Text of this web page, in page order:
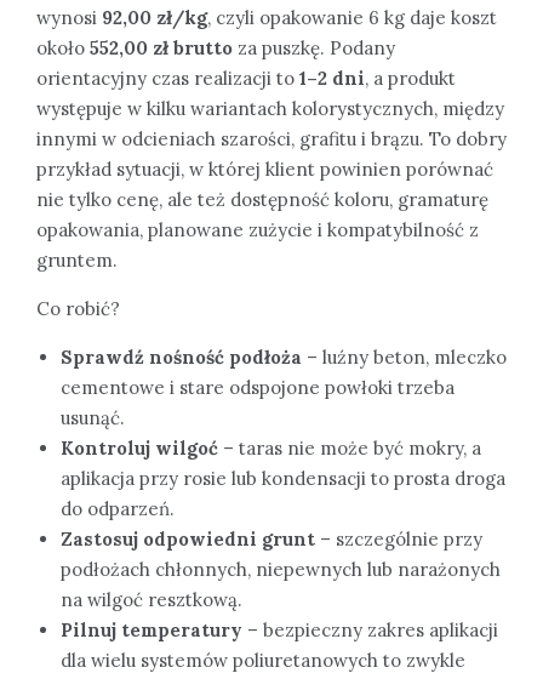
wynosi 92,00 zł/kg, czyli opakowanie 6 kg daje koszt
około 552,00 zł brutto za puszkę. Podany
orientacyjny czas realizacji to 1–2 dni, a produkt
występuje w kilku wariantach kolorystycznych, między
innymi w odcieniach szarości, grafitu i brązu. To dobry
przykład sytuacji, w której klient powinien porównać
nie tylko cenę, ale też dostępność koloru, gramaturę
opakowania, planowane zużycie i kompatybilność z
gruntem.
Co robić?
Sprawdź nośność podłoża – luźny beton, mleczko
cementowe i stare odspojone powłoki trzeba
usunąć.
Kontroluj wilgoć – taras nie może być mokry, a
aplikacja przy rosie lub kondensacji to prosta droga
do odparzeń.
Zastosuj odpowiedni grunt – szczególnie przy
podłożach chłonnych, niepewnych lub narażonych
na wilgoć resztkową.
Pilnuj temperatury – bezpieczny zakres aplikacji
dla wielu systemów poliuretanowych to zwykle